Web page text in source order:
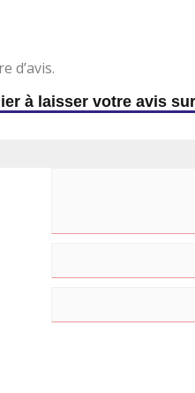
d’avis.
à laisser votre avis